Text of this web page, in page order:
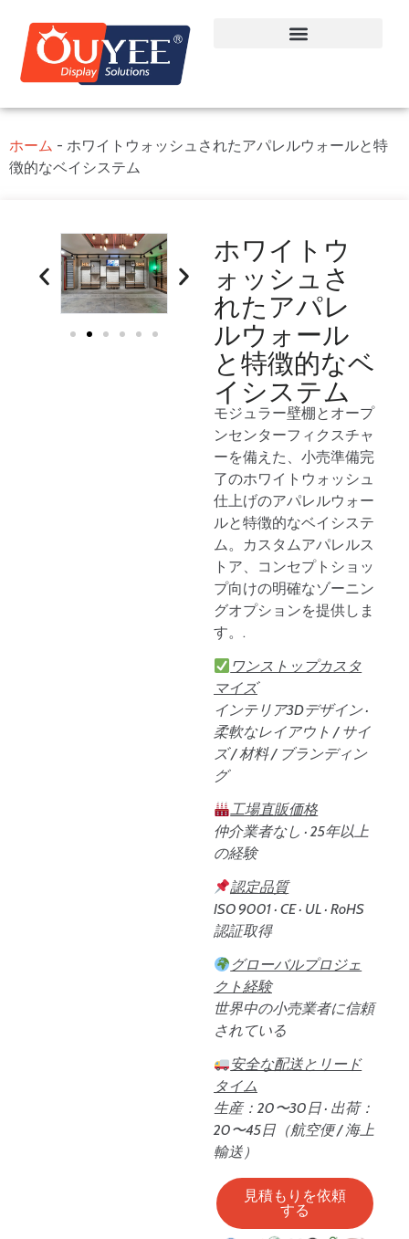
ホーム - ホワイトウォッシュされたアパレルウォールと特
徴的なベイシステム
ホワイトウ
ォッシュさ
れたアパレ
ルウォール
と特徴的なベ
イシステム
モジュラー壁棚とオープ
ンセンターフィクスチャ
ーを備えた、小売準備完
了のホワイトウォッシュ
仕上げのアパレルウォー
ルと特徴的なベイシステ
ム。カスタムアパレルス
トア、コンセプトショッ
プ向けの明確なゾーニン
グオプションを提供しま
す。.
ワンストップカスタ
マイズ
インテリア3Dデザイン ·
柔軟なレイアウト / サイ
ズ / 材料 / ブランディン
グ
工場直販価格
仲介業者なし · 25年以上
の経験
認定品質
ISO 9001 · CE · UL · RoHS
認証取得
グローバルプロジェ
クト経験
世界中の小売業者に信頼
されている
安全な配送とリード
タイム
生産：20〜30日 · 出荷：
20〜45日（航空便 / 海上
輸送）
見積もりを依頼
する